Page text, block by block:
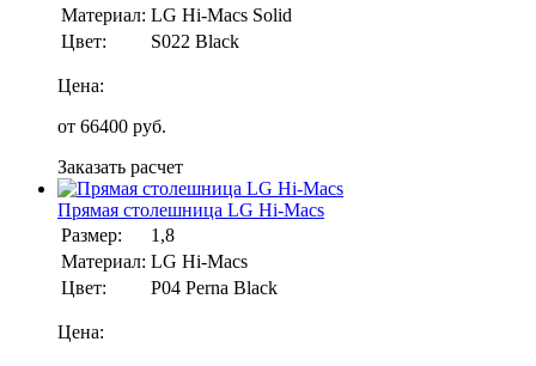
Материал: LG Hi-Macs Solid
Цвет:
S022 Black
Цена:
от 66400 руб.
Заказать расчет
Прямая столешница LG Hi-Macs
Размер:
1,8
Материал: LG Hi-Macs
Цвет:
P04 Perna Black
Цена: